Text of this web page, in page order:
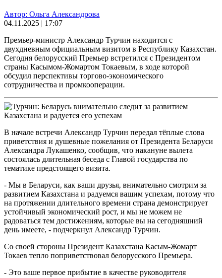
Автор: Ольга Александрова
04.11.2025 | 17:07
Премьер-министр Александр Турчин находится с
двухдневным официальным визитом в Республику Казахстан.
Сегодня белорусский Премьер встретился с Президентом
страны Касымом-Жомартом Токаевым, в ходе которой
обсудил перспективы торгово-экономического
сотрудничества и промкооперации.
В начале встречи Александр Турчин передал тёплые слова
приветствия и душевные пожелания от Президента Беларуси
Александра Лукашенко, сообщив, что накануне вылета
состоялась длительная беседа с Главой государства по
тематике предстоящего визита.
- Мы в Беларуси, как ваши друзья, внимательно смотрим за
развитием Казахстана и радуемся вашим успехам, потому что
на протяжении длительного времени страна демонстрирует
устойчивый экономический рост, и мы не можем не
радоваться тем достижениям, которые вы на сегодняшний
день имеете, - подчеркнул Александр Турчин.
Со своей стороны Президент Казахстана Касым-Жомарт
Токаев тепло поприветствовал белорусского Премьера.
- Это ваше первое прибытие в качестве руководителя